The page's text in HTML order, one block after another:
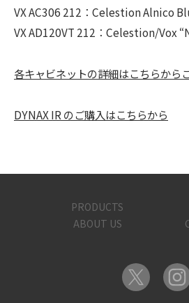
VX AC306 212：Celestion Alnico
VX AD120VT 212：Celestion/Vox
各キャビネットの詳細はこちらから
DYNAX IR のご購入はこちらから
PRODUCTS
ABOUT US